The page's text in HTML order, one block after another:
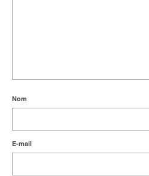
Nom
E-mail